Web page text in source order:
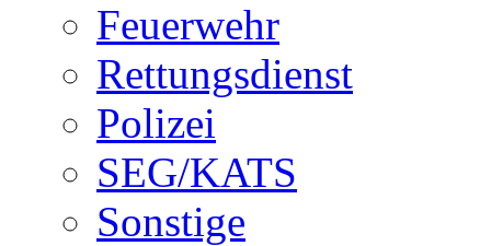
Feuerwehr
Rettungsdienst
Polizei
SEG/KATS
Sonstige